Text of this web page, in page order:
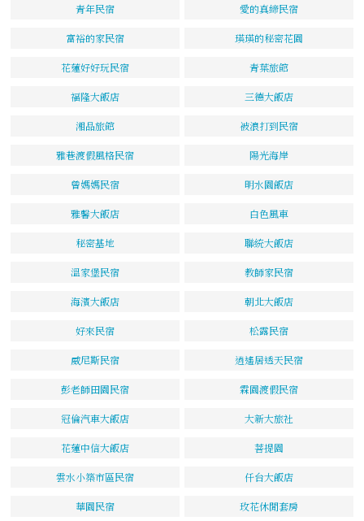
青年民宿 愛的真締民宿
富裕的家民宿 瑛瑛的秘密花園
花蓮好好玩民宿 青葉旅館
福隆大飯店 三德大飯店
湘品旅館 被浪打到民宿
雅巷渡假風格民宿 陽光海岸
曾媽媽民宿 明水園飯店
雅馨大飯店 白色風車
秘密基地 聯統大飯店
溫家堡民宿 教師家民宿
海濱大飯店 朝北大飯店
好來民宿 松露民宿
威尼斯民宿 逍遙居透天民宿
彭老師田園民宿 霖園渡假民宿
冠倫汽車大飯店 大新大旅社
花蓮中信大飯店 菩提園
雲水小築市區民宿 仟台大飯店
華園民宿 玫花休閒套房